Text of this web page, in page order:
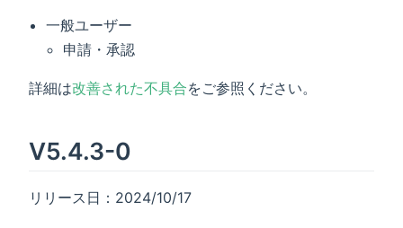
一般ユーザー
申請・承認
詳細は改善された不具合をご参照ください。
V5.4.3-0
リリース日：2024/10/17